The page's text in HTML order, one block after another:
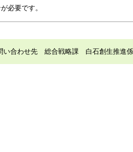
必要です。
い合わせ先 総合戦略課 白石創生推進